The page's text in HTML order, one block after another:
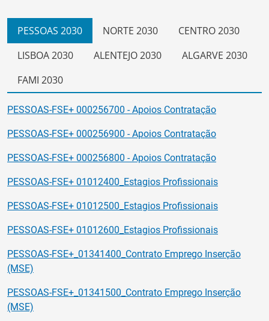
PESSOAS 2030 NORTE 2030
CENTRO 2030
LISBOA 2030
ALENTEJO 2030
ALGARVE 2030
FAMI 2030
PESSOAS-FSE+ 000256700 - Apoios Contratação
PESSOAS-FSE+ 000256900 - Apoios Contratação
PESSOAS-FSE+ 000256800 - Apoios Contratação
PESSOAS-FSE+ 01012400_Estagios Profissionais
PESSOAS-FSE+ 01012500_Estagios Profissionais
PESSOAS-FSE+ 01012600_Estagios Profissionais
PESSOAS-FSE+_01341400_Contrato Emprego Inserção
(MSE)
PESSOAS-FSE+_01341500_Contrato Emprego Inserção
(MSE)